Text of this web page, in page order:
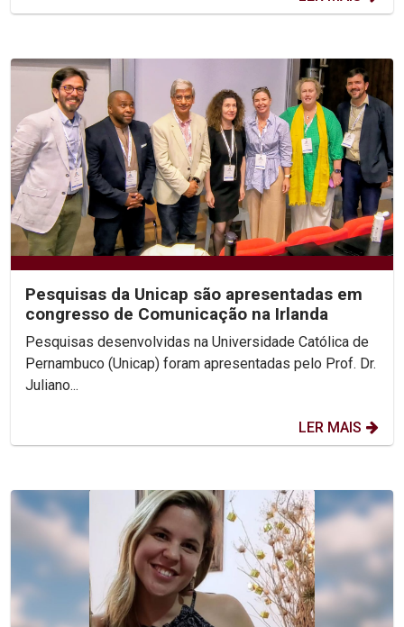
Pesquisas da Unicap são apresentadas em
congresso de Comunicação na Irlanda
Pesquisas desenvolvidas na Universidade Católica de
Pernambuco (Unicap) foram apresentadas pelo Prof. Dr.
Juliano...
LER MAIS